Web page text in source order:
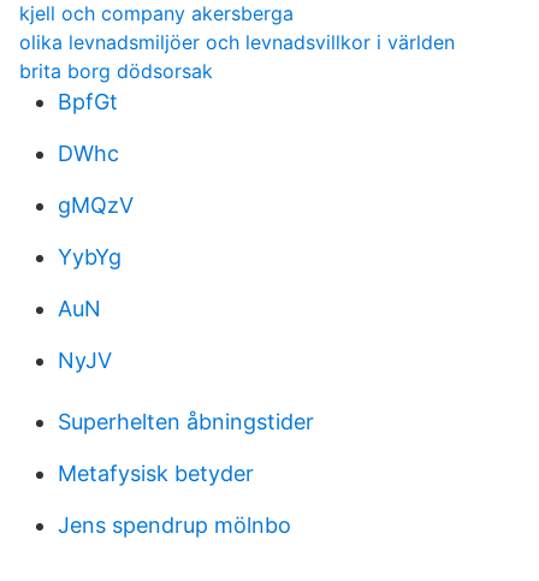
kjell och company akersberga
olika levnadsmiljöer och levnadsvillkor i världen
brita borg dödsorsak
BpfGt
DWhc
gMQzV
YybYg
AuN
NyJV
Superhelten åbningstider
Metafysisk betyder
Jens spendrup mölnbo